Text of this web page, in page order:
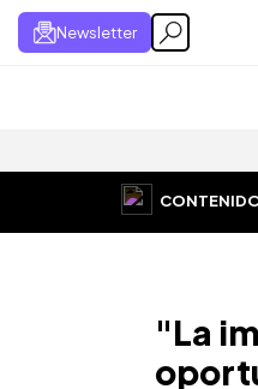
Newsletter
"La